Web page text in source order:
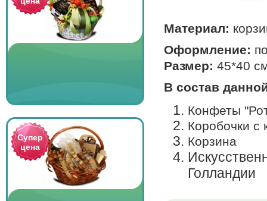
Супер
цена
Материал:
Оформление:
Размер: 45*40
В состав
Конфеты
Коробочки
Корзина
Голландии